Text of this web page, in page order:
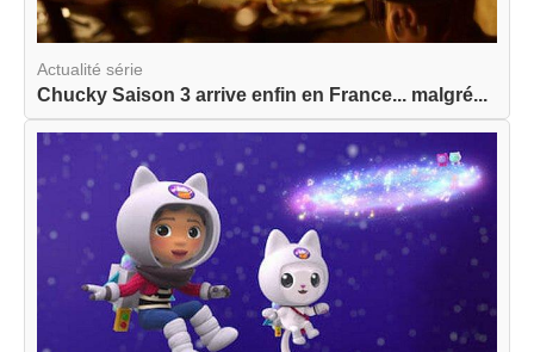
Actualité série
Chucky Saison 3 arrive enfin en France... malgré...